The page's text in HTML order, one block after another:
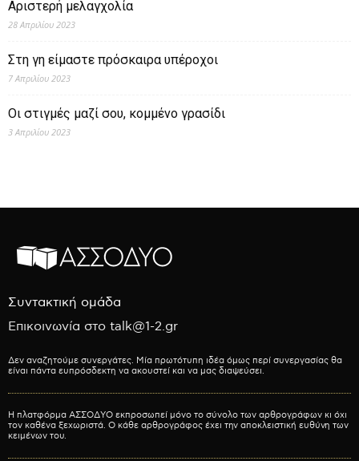
Αριστερή μελαγχολία
28 Απριλίου 2023
Στη γη είμαστε πρόσκαιρα υπέροχοι
7 Απριλίου 2023
Οι στιγμές μαζί σου, κομμένο γρασίδι
3 Απριλίου 2023
Συντακτική ομάδα
Επικοινωνία στο talk@1-2.gr
Δεν αναζητούμε συνεργάτες. Μία πρωτότυπη ιδέα όμως περί συνεργασίας θα
είναι πάντα ευπρόσδεκτη να ακουστεί και να μας διαψεύσει.
Η πλατφόρμα ΑΣΣΟΔΥΟ εκπροσωπεί μόνο το σύνολο των αρθρογράφων κι όχι
τον καθένα ξεχωριστά. Ο κάθε αρθρογράφος έχει την αποκλειστική ευθύνη των
κειμένων του.